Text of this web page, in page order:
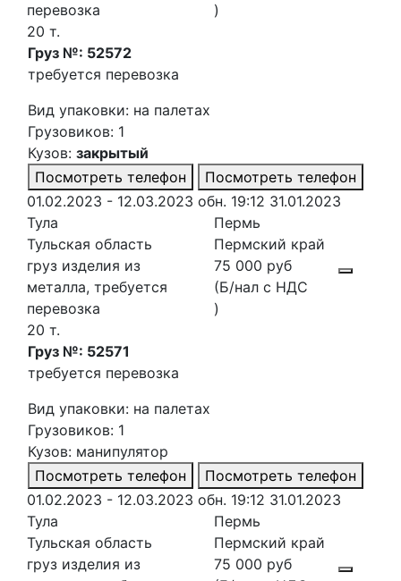
перевозка
20 т.
)
Груз №: 52572
требуется перевозка
Вид упаковки: на палетах
Грузовиков: 1
Кузов: закрытый
Посмотреть телефон
Посмотреть телефон
01.02.2023 - 12.03.2023 обн. 19:12 31.01.2023
Тула
Тульская область
Пермь
Пермский край
груз изделия из
металла, требуется
перевозка
20 т.
75 000 руб
(Б/нал с НДС
)
Груз №: 52571
требуется перевозка
Вид упаковки: на палетах
Грузовиков: 1
Кузов: манипулятор
Посмотреть телефон
Посмотреть телефон
01.02.2023 - 12.03.2023 обн. 19:12 31.01.2023
Тула
Тульская область
Пермь
Пермский край
груз изделия из
75 000 руб